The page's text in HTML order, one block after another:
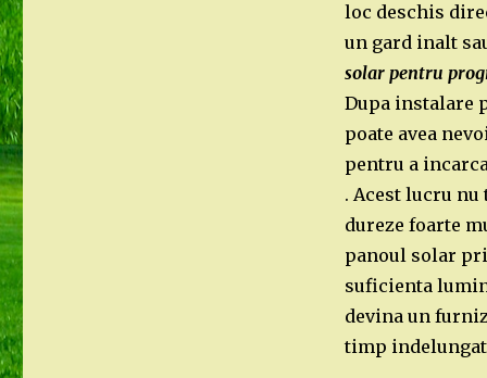
loc deschis
un gard inalt
solar pentru
Dupa instalare
poate avea
pentru a
. Acest lucru nu
dureze foarte
panoul solar
suficienta
devina un
timp